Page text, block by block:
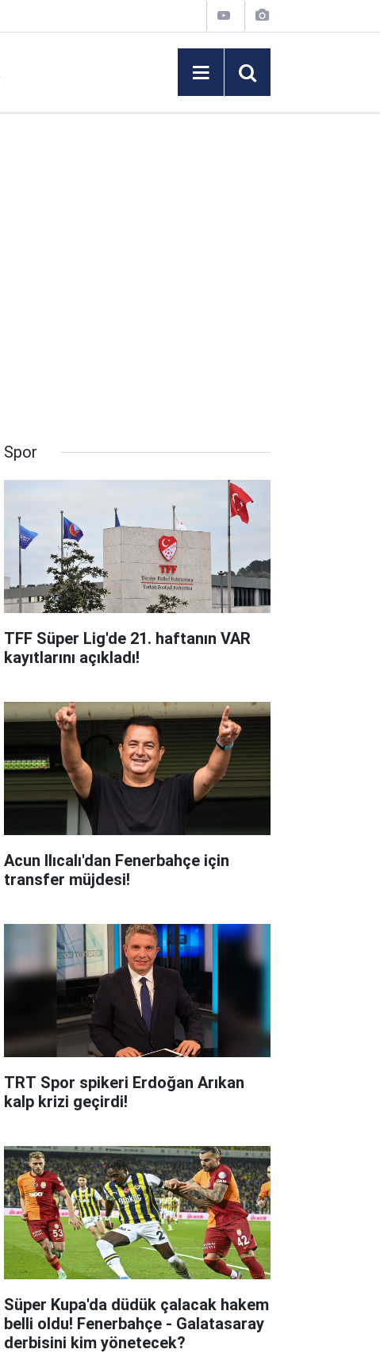
Spor
TFF Süper Lig'de 21. haftanın VAR
kayıtlarını açıkladı!
Acun Ilıcalı'dan Fenerbahçe için
transfer müjdesi!
TRT Spor spikeri Erdoğan Arıkan
kalp krizi geçirdi!
Süper Kupa'da düdük çalacak hakem
belli oldu! Fenerbahçe - Galatasaray
derbisini kim yönetecek?